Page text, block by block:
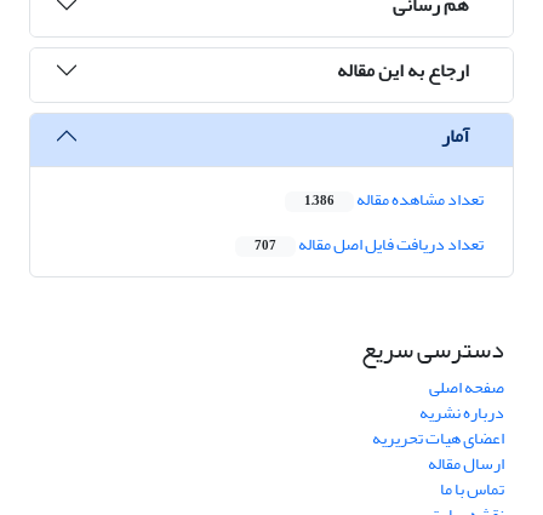
ارجاع به این مقاله
آمار
تعداد مشاهده مقاله 1,386
تعداد دریافت فایل اصل مقاله 707
دسترسی سریع
صفحه اصلی
درباره نشریه
اعضای هیات تحریریه
ارسال مقاله
تماس با ما